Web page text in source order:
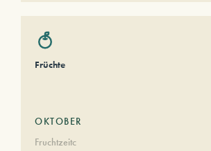
Früchte
OKTOBER
Fruchtzeitc